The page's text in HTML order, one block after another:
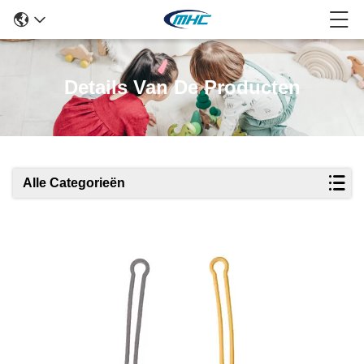
Details Van De Producten
Alle Categorieën